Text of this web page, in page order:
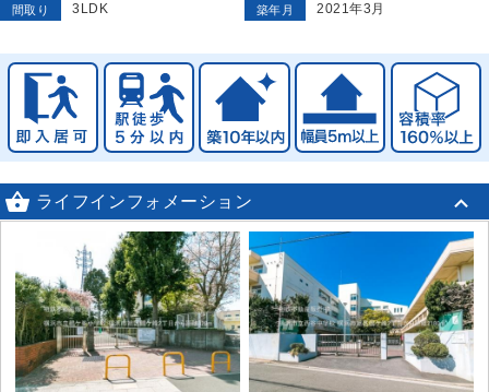
間取り 3LDK 築年月 2021年3月
 ライフインフォメーション